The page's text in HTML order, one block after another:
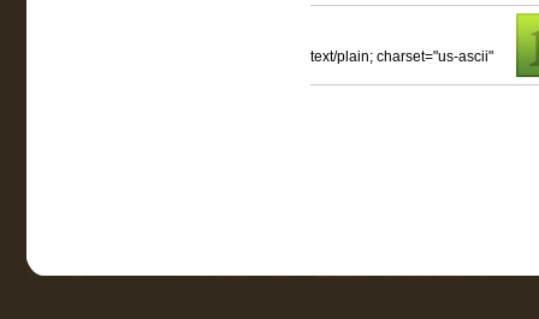
text/plain; charset="us-ascii"